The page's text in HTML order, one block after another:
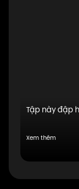
Tập này đập
Xem thêm